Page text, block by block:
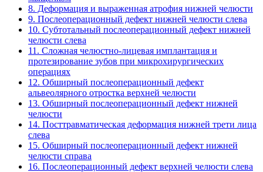
8. Деформация и выраженная атрофия нижней челюсти
9. Послеоперационный дефект нижней челюсти слева
10. Субтотальный послеоперационный дефект нижней
челюсти слева
11. Сложная челюстно-лицевая имплантация и
протезирование зубов при микрохирургических
операциях
12. Обширный послеоперационный дефект
альвеолярного отростка верхней челюсти
13. Обширный послеоперационный дефект нижней
челюсти
14. Посттравматическая деформация нижней трети лица
слева
15. Обширный послеоперационный дефект нижней
челюсти справа
16. Послеоперационный дефект верхней челюсти слева